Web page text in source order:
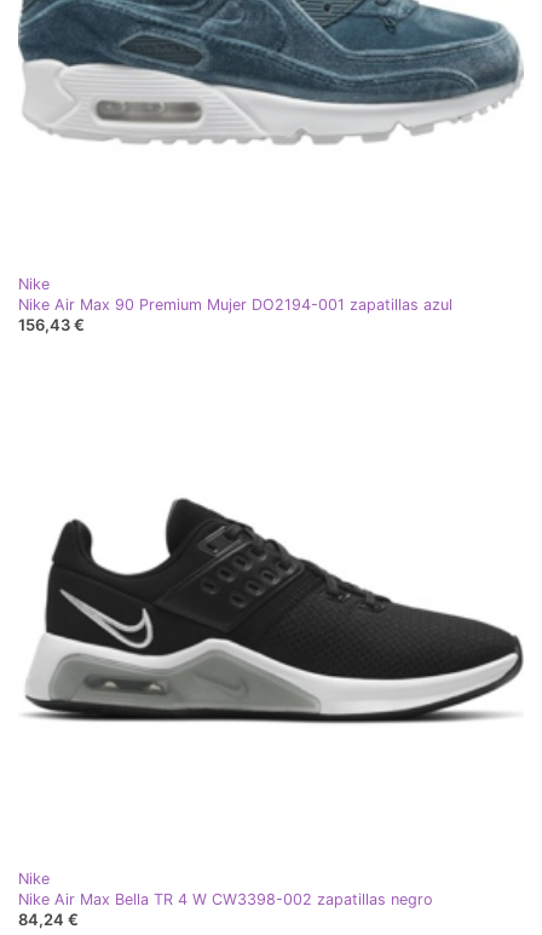
Nike
Nike Air Max 90 Premium Mujer DO2194-001 zapatillas azul
156,43 €
Nike
Nike Air Max Bella TR 4 W CW3398-002 zapatillas negro
84,24 €